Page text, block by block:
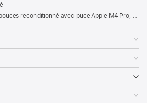
avec puce Apple M4 Pro, CPU 12 cœurs et GPU 16 cœurs - Noir sidéral